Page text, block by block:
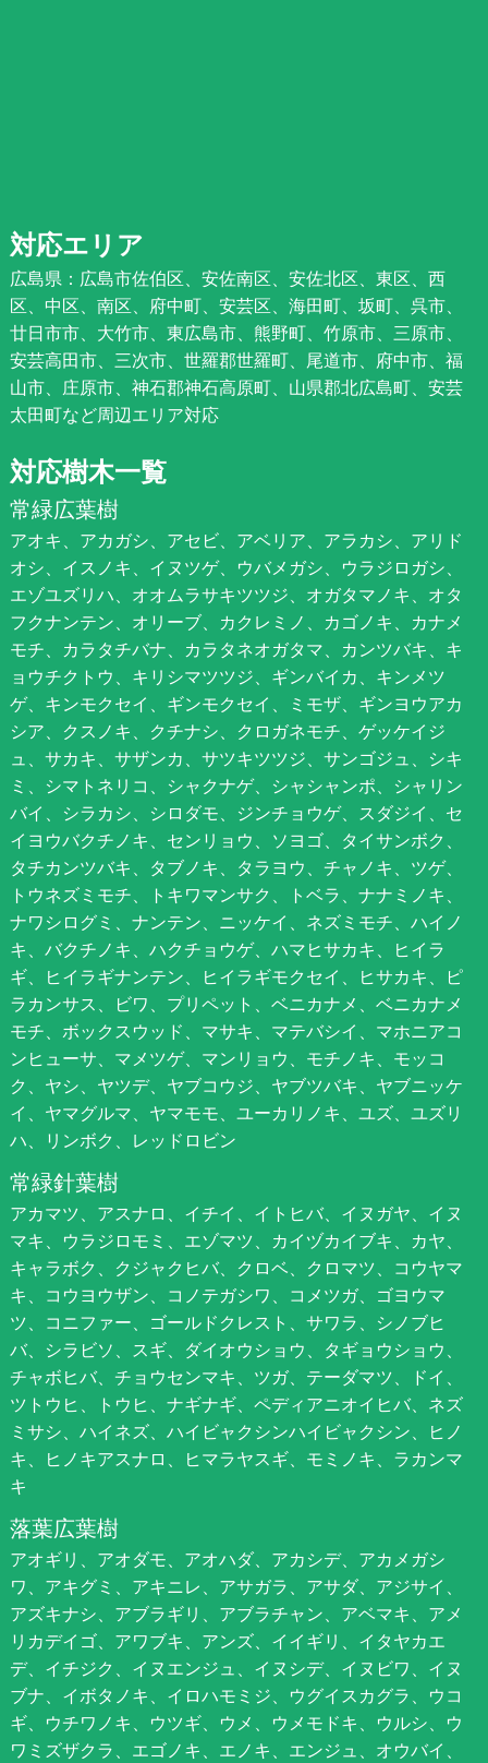
対応エリア
広島県：広島市佐伯区、安佐南区、安佐北区、東区、西
区、中区、南区、府中町、安芸区、海田町、坂町、呉市、
廿日市市、大竹市、東広島市、熊野町、竹原市、三原市、
安芸高田市、三次市、世羅郡世羅町、尾道市、府中市、福
山市、庄原市、神石郡神石高原町、山県郡北広島町、安芸
太田町など周辺エリア対応
対応樹木一覧
常緑広葉樹
アオキ、アカガシ、アセビ、アベリア、アラカシ、アリド
オシ、イスノキ、イヌツゲ、ウバメガシ、ウラジロガシ、
エゾユズリハ、オオムラサキツツジ、オガタマノキ、オタ
フクナンテン、オリーブ、カクレミノ、カゴノキ、カナメ
モチ、カラタチバナ、カラタネオガタマ、カンツバキ、キ
ョウチクトウ、キリシマツツジ、ギンバイカ、キンメツ
ゲ、キンモクセイ、ギンモクセイ、ミモザ、ギンヨウアカ
シア、クスノキ、クチナシ、クロガネモチ、ゲッケイジ
ュ、サカキ、サザンカ、サツキツツジ、サンゴジュ、シキ
ミ、シマトネリコ、シャクナゲ、シャシャンポ、シャリン
バイ、シラカシ、シロダモ、ジンチョウゲ、スダジイ、セ
イヨウバクチノキ、センリョウ、ソヨゴ、タイサンボク、
タチカンツバキ、タブノキ、タラヨウ、チャノキ、ツゲ、
トウネズミモチ、トキワマンサク、トベラ、ナナミノキ、
ナワシログミ、ナンテン、ニッケイ、ネズミモチ、ハイノ
キ、バクチノキ、ハクチョウゲ、ハマヒサカキ、ヒイラ
ギ、ヒイラギナンテン、ヒイラギモクセイ、ヒサカキ、ピ
ラカンサス、ビワ、プリペット、ベニカナメ、ベニカナメ
モチ、ボックスウッド、マサキ、マテバシイ、マホニアコ
ンヒューサ、マメツゲ、マンリョウ、モチノキ、モッコ
ク、ヤシ、ヤツデ、ヤブコウジ、ヤブツバキ、ヤブニッケ
イ、ヤマグルマ、ヤマモモ、ユーカリノキ、ユズ、ユズリ
ハ、リンボク、レッドロビン
常緑針葉樹
アカマツ、アスナロ、イチイ、イトヒバ、イヌガヤ、イヌ
マキ、ウラジロモミ、エゾマツ、カイヅカイブキ、カヤ、
キャラボク、クジャクヒバ、クロベ、クロマツ、コウヤマ
キ、コウヨウザン、コノテガシワ、コメツガ、ゴヨウマ
ツ、コニファー、ゴールドクレスト、サワラ、シノブヒ
バ、シラビソ、スギ、ダイオウショウ、タギョウショウ、
チャボヒバ、チョウセンマキ、ツガ、テーダマツ、ドイ、
ツトウヒ、トウヒ、ナギナギ、ペディアニオイヒバ、ネズ
ミサシ、ハイネズ、ハイビャクシンハイビャクシン、ヒノ
キ、ヒノキアスナロ、ヒマラヤスギ、モミノキ、ラカンマ
キ
落葉広葉樹
アオギリ、アオダモ、アオハダ、アカシデ、アカメガシ
ワ、アキグミ、アキニレ、アサガラ、アサダ、アジサイ、
アズキナシ、アブラギリ、アブラチャン、アベマキ、アメ
リカデイゴ、アワブキ、アンズ、イイギリ、イタヤカエ
デ、イチジク、イヌエンジュ、イヌシデ、イヌビワ、イヌ
ブナ、イボタノキ、イロハモミジ、ウグイスカグラ、ウコ
ギ、ウチワノキ、ウツギ、ウメ、ウメモドキ、ウルシ、ウ
ワミズザクラ、エゴノキ、エノキ、エンジュ、オウバイ、